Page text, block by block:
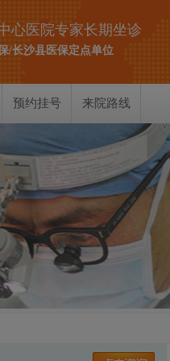
心医院专家长期坐诊
/长沙县医保定点单位
预约挂号 来院路线